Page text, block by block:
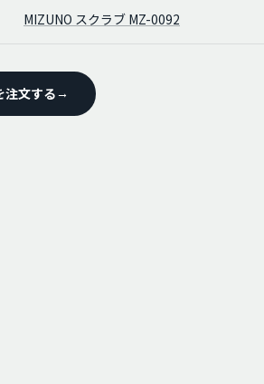
MIZUNO スクラブ MZ-0092
注文する →